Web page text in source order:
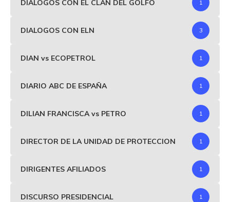
DIÁLOGOS CON EL CLAN DEL GOLFO 1
DIALOGOS CON ELN 3
DIAN vs ECOPETROL 1
DIARIO ABC DE ESPAÑA 1
DILIAN FRANCISCA vs PETRO 1
DIRECTOR DE LA UNIDAD DE PROTECCION 1
DIRIGENTES AFILIADOS 1
DISCURSO PRESIDENCIAL 1